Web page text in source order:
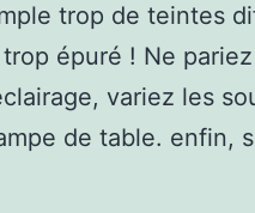
trop de teintes
épuré ! Ne
variez les
de table. enfin,